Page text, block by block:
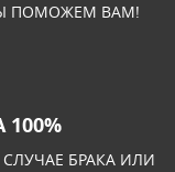
ПОМОЖЕМ ВАМ!
БРАКА ИЛИ